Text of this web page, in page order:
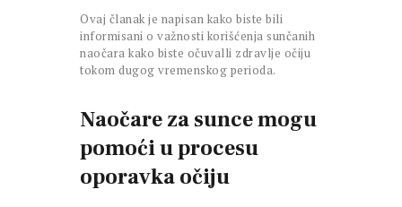
Ovaj članak je napisan kako biste bili
informisani o važnosti korišćenja sunčanih
naočara kako biste očuvalli zdravlje očiju
tokom dugog vremenskog perioda.
Naočare za sunce mogu
pomoći u procesu
oporavka očiju